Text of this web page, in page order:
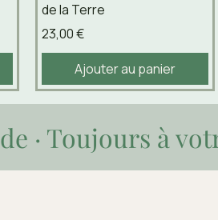
de la Terre
Prix
23,00 €
Ajouter au panier
· Toujours à